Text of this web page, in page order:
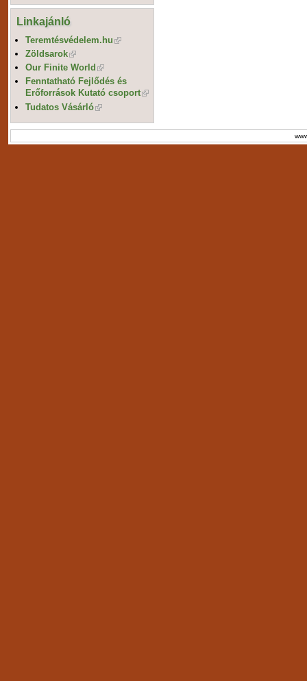
Linkajánló
Teremtésvédelem.hu
Zöldsarok
Our Finite World
Fenntatható Fejlődés és
Erőforrások Kutató csoport
Tudatos Vásárló